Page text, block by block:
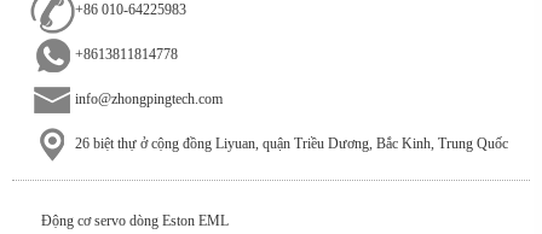
+86 010-64225983
+8613811814778
info@zhongpingtech.com
26 biệt thự ở cộng đồng Liyuan, quận Triều Dương, Bắc Kinh, Trung Quốc
Động cơ servo dòng Eston EML